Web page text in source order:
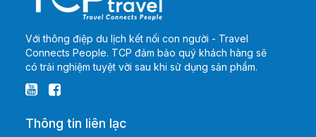
Với thông điệp du lịch kết nối con người - Travel
Connects People. TCP đảm bảo quý khách hàng sẽ
có trải nghiệm tuyệt vời sau khi sử dụng sản phẩm.
Thông tin liên lạc